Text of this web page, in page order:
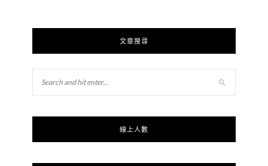
文章搜尋
線上人數